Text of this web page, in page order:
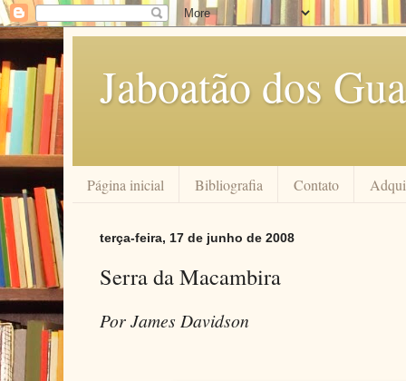
Jaboatão dos
Página inicial Bibliografia Contato
terça-feira, 17 de junho de 2008
Serra da Macambira
Por James Davidson